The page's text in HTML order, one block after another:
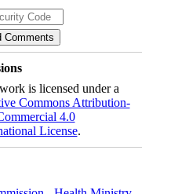
is licensed under a
Commons Attribution-
4.0
License.